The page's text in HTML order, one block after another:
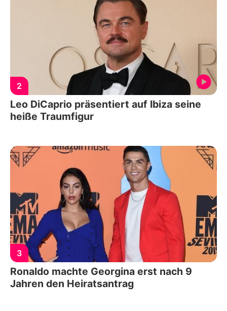
2
Leo DiCaprio präsentiert auf Ibiza seine
heiße Traumfigur
3
Ronaldo machte Georgina erst nach 9
Jahren den Heiratsantrag